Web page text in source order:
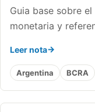
Guia base sobre
monetaria y
Leer nota
Argentina BCRA